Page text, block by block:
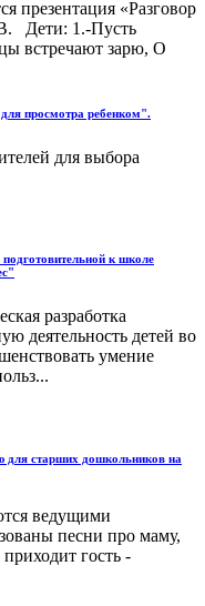
презентация «Разговор
Дети: 1.-Пусть
встречают зарю, О
просмотра ребенком".
для выбора
подготовительной к школе
разработка
деятельность детей во
умение
для старших дошкольников на
ведущими
песни про маму,
гость -